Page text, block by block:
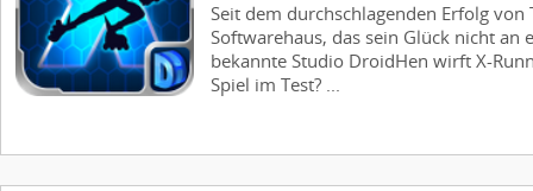
Seit dem durchschlagenden Erfolg
Softwarehaus, das sein Glück nicht an
bekannte Studio DroidHen wirft X-
Spiel im Test? ...